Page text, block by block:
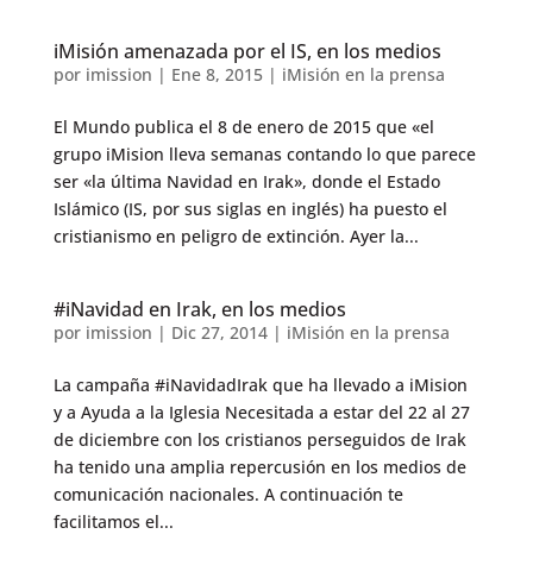
iMisión amenazada por el IS, en los medios
por imission | Ene 8, 2015| iMisión en la prensa
El Mundo publica el 8 de enero de 2015 que «el
grupo iMision lleva semanas contando lo que parece
ser «la última Navidad en Irak», donde el Estado
Islámico (IS, por sus siglas en inglés) ha puesto el
cristianismo en peligro de extinción. Ayer la...
#iNavidad en Irak, en los medios
por imission | Dic 27, 2014| iMisión en la prensa
La campaña #iNavidadIrak que ha llevado a iMision
y a Ayuda a la Iglesia Necesitada a estar del 22 al 27
de diciembre con los cristianos perseguidos de Irak
ha tenido una amplia repercusión en los medios de
comunicación nacionales. A continuación te
facilitamos el...